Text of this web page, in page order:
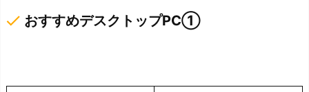
done おすすめデスクトップPC①